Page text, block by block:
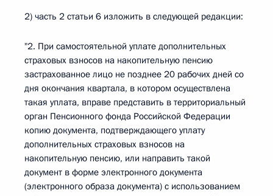
2) часть 2 статьи 6 изложить в следующей редакции:
"2. При самостоятельной уплате дополнительных
страховых взносов на накопительную пенсию
застрахованное лицо не позднее 20 рабочих дней со
дня окончания квартала, в котором осуществлена
такая уплата, вправе представить в территориальный
орган Пенсионного фонда Российской Федерации
копию документа, подтверждающего уплату
дополнительных страховых взносов на
накопительную пенсию, или направить такой
документ в форме электронного документа
(электронного образа документа) с использованием